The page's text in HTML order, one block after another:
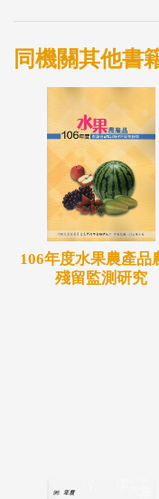
同機關其他書
106年度水果農產品
殘留監測研究